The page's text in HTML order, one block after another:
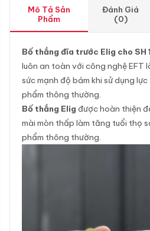
Mô Tả Sản
Phẩm
Đánh Giá
(0)
Bố thắng đĩa trước Elig cho SH
luôn an toàn với công nghệ EFT
sức mạnh độ bám khi sử dụng
phẩm thông thường.
Bố thắng Elig được hoàn thiện
mài mòn thấp làm tăng tuổi thọ
phẩm thông thường.